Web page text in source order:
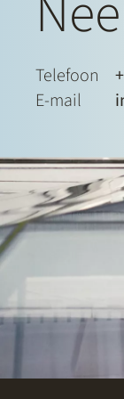
Telefoon
E-mail